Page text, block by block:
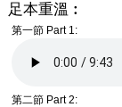
足本重溫︰
第一節 Part 1:
第二節 Part 2: